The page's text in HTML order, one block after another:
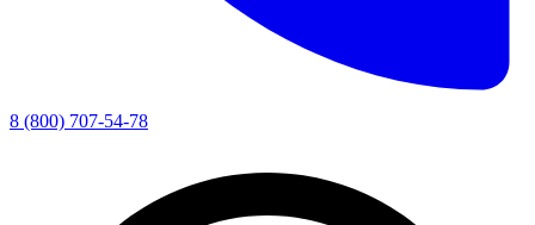
8 (800) 707-54-78